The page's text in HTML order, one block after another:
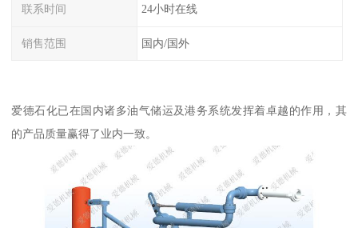
联系时间 24小时在线
销售范围 国内/国外
爱德石化已在国内诸多油气储运及港务系统发挥着卓越的作用，其
的产品质量赢得了业内一致。